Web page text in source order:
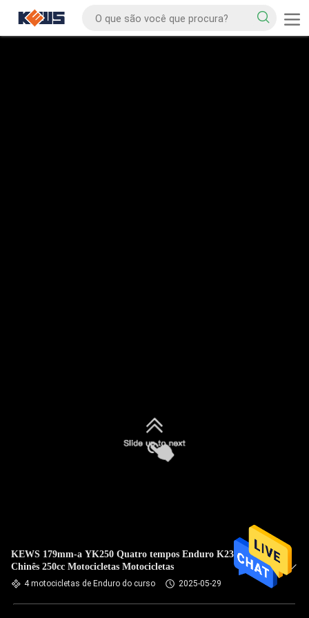
KEWS 179mm-a YK250 Quatro tempos Enduro K23 Modelo
Chinês 250cc Motocicletas Motocicletas
4 motocicletas de Enduro do curso 2025-05-29